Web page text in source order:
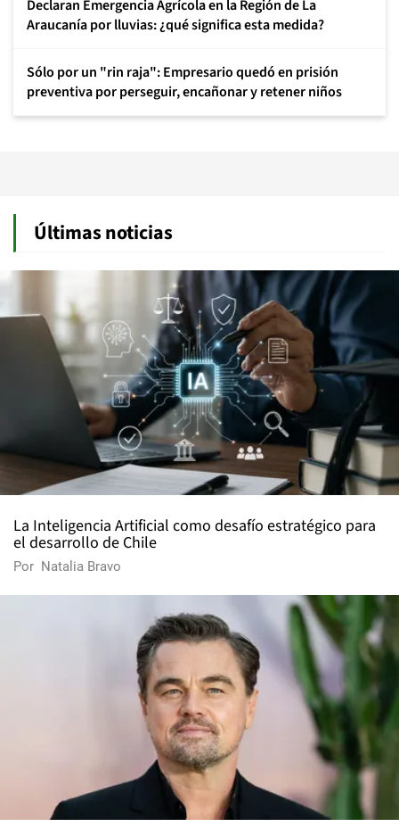
Declaran Emergencia Agrícola en la Región de La
Araucanía por lluvias: ¿qué significa esta medida?
Sólo por un "rin raja": Empresario quedó en prisión
preventiva por perseguir, encañonar y retener niños
Últimas noticias
La Inteligencia Artificial como desafío estratégico para
el desarrollo de Chile
Por Natalia Bravo